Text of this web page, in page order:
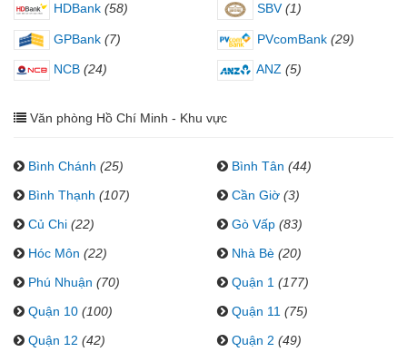
HDBank (58) SBV (1)
GPBank (7) PVcomBank (29)
NCB (24) ANZ (5)
Văn phòng Hồ Chí Minh - Khu vực
Bình Chánh (25) Bình Tân (44)
Bình Thạnh (107) Cần Giờ (3)
Củ Chi (22) Gò Vấp (83)
Hóc Môn (22) Nhà Bè (20)
Phú Nhuận (70) Quận 1 (177)
Quận 10 (100) Quận 11 (75)
Quận 12 (42) Quận 2 (49)